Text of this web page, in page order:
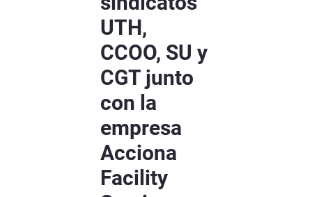
UTH,
CCOO, SU y
CGT junto
con la
empresa
Acciona
Facility